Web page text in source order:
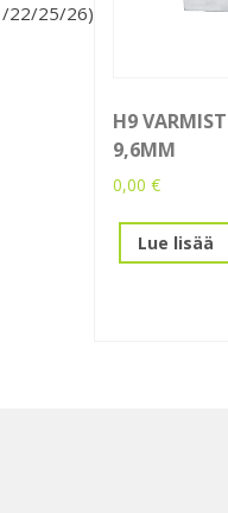
22/25/26)
H9
9,6MM
0,00 €
Lue lisää